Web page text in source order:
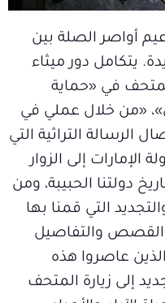
أواصر الصلة بين
يتكامل دور ميثاء
في «حماية
«من خلال عملي في
الرسالة التراثية التي
الإمارات إلى الزوار
دولتنا الحبيبة، ومن
التي قمنا بها
القصص والتفاصيل
عاصروا هذه
إلى زيارة المتحف